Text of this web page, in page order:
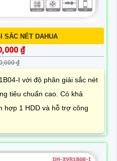
SẮC NÉT DAHUA
₫
₫
I với độ phân giải sắc nét
tiêu chuẩn cao. Có khả
hợp 1 HDD và hỗ trợ công